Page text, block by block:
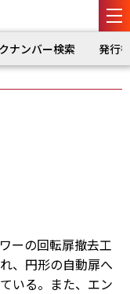
ナンバー検索 発行
ーの回転扉撤去工
、円形の自動扉へ
いる。また、エン